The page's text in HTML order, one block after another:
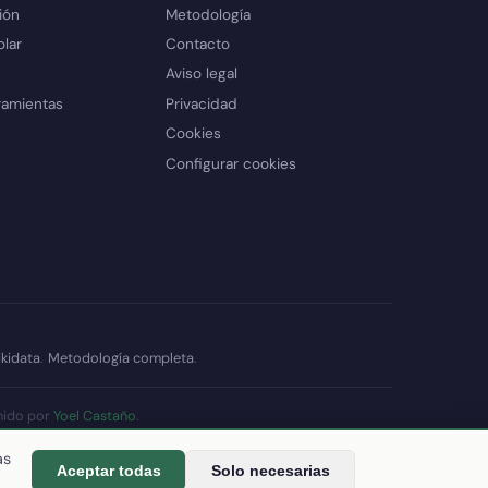
Metodología
Contacto
Aviso legal
Privacidad
Cookies
Configurar cookies
. Metodología completa.
por Yoel Castaño.
Aceptar todas Solo necesarias